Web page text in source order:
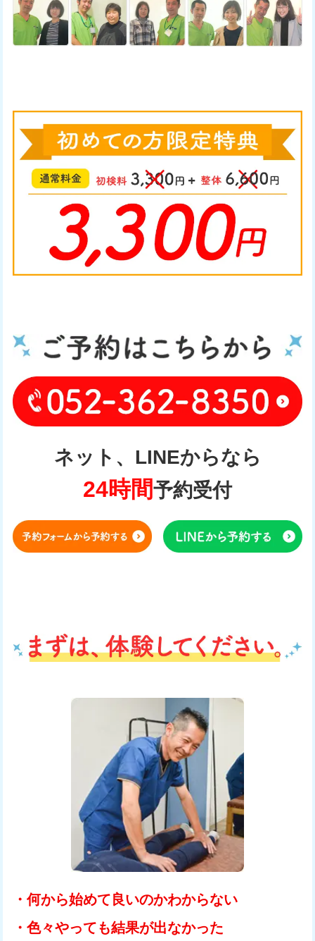
ネット、LINEからなら
24時間予約受付
・何から始めて良いのかわからない
・色々やっても結果が出なかった